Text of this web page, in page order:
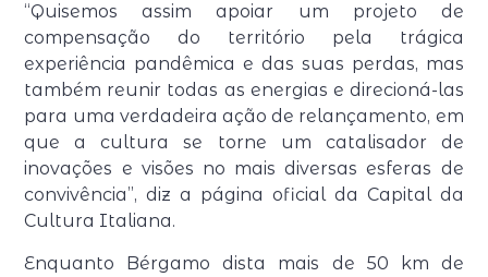
“Quisemos assim apoiar um projeto de
compensação do território pela trágica
experiência pandêmica e das suas perdas, mas
também reunir todas as energias e direcioná-las
para uma verdadeira ação de relançamento, em
que a cultura se torne um catalisador de
inovações e visões no mais diversas esferas de
convivência”, diz a página oficial da Capital da
Cultura Italiana.
Enquanto Bérgamo dista mais de 50 km de